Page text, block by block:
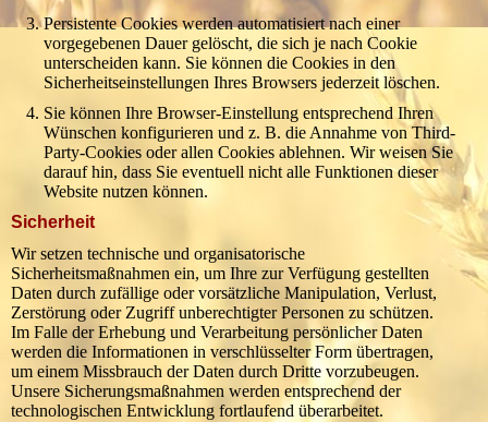
Persistente Cookies werden automatisiert nach einer
vorgegebenen Dauer gelöscht, die sich je nach Cookie
unterscheiden kann. Sie können die Cookies in den
Sicherheitseinstellungen Ihres Browsers jederzeit löschen.
Sie können Ihre Browser-Einstellung entsprechend Ihren
Wünschen konfigurieren und z. B. die Annahme von Third-
Party-Cookies oder allen Cookies ablehnen. Wir weisen Sie
darauf hin, dass Sie eventuell nicht alle Funktionen dieser
Website nutzen können.
Sicherheit
Wir setzen technische und organisatorische
Sicherheitsmaßnahmen ein, um Ihre zur Verfügung gestellten
Daten durch zufällige oder vorsätzliche Manipulation, Verlust,
Zerstörung oder Zugriff unberechtigter Personen zu schützen.
Im Falle der Erhebung und Verarbeitung persönlicher Daten
werden die Informationen in verschlüsselter Form übertragen,
um einem Missbrauch der Daten durch Dritte vorzubeugen.
Unsere Sicherungsmaßnahmen werden entsprechend der
technologischen Entwicklung fortlaufend überarbeitet.